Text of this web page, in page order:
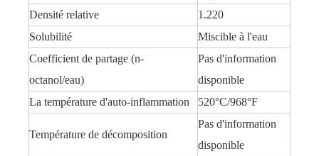
Densité relative
1.220
Solubilité
Miscible à l'eau
Coefficient de partage (n-
octanol/eau)
Pas d'information
disponible
La température d'auto-inflammation
520°C/968°F
Température de décomposition
Pas d'information
disponible